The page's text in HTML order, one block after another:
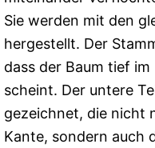
Sie werden mit den
hergestellt. Der
dass der Baum tief
scheint. Der untere
gezeichnet, die nicht
Kante, sondern auch